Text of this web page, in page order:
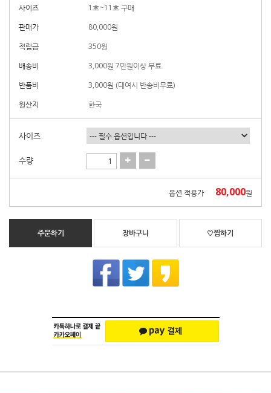
사이즈
1호~11호 구매
판매가
80,000원
적립금
350원
배송비
3,000원 7만원이상 무료
반품비
3,000원 (대여시 반송비무료)
원산지
한국
사이즈
수량
옵션 적용가 80,000원
주문하기 장바구니 ♡찜하기